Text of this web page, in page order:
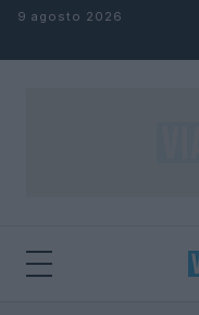
Saltar al contenido
9 agosto 2026